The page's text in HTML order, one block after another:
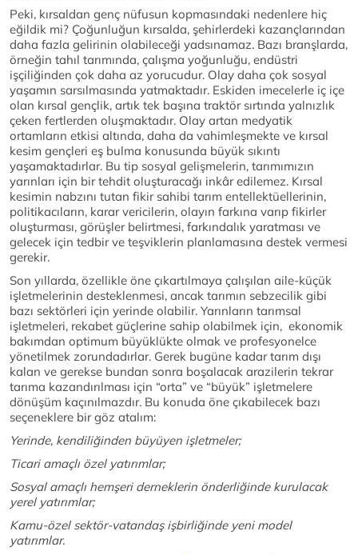
Peki, kırsaldan genç nüfusun kopmasındaki nedenlere hiç
eğildik mi? Çoğunluğun kırsalda, şehirlerdeki kazançlarından
daha fazla gelirinin olabileceği yadsınamaz. Bazı branşlarda,
örneğin tahıl tarımında, çalışma yoğunluğu, endüstri
işçiliğinden çok daha az yorucudur. Olay daha çok sosyal
yaşamın sarsılmasında yatmaktadır. Eskiden imecelerle iç içe
olan kırsal gençlik, artık tek başına traktör sırtında yalnızlık
çeken fertlerden oluşmaktadır. Olay artan medyatik
ortamların etkisi altında, daha da vahimleşmekte ve kırsal
kesim gençleri eş bulma konusunda büyük sıkıntı
yaşamaktadırlar. Bu tip sosyal gelişmelerin, tarımımızın
yarınları için bir tehdit oluşturacağı inkâr edilemez. Kırsal
kesimin nabzını tutan fikir sahibi tarım entellektüellerinin,
politikacıların, karar vericilerin, olayın farkına varıp fikirler
oluşturması, görüşler belirtmesi, farkındalık yaratması ve
gelecek için tedbir ve teşviklerin planlamasına destek vermesi
gerekir.
Son yıllarda, özellikle öne çıkartılmaya çalışılan aile-küçük
işletmelerinin desteklenmesi, ancak tarımın sebzecilik gibi
bazı sektörleri için yerinde olabilir. Yarınların tarımsal
işletmeleri, rekabet güçlerine sahip olabilmek için, ekonomik
bakımdan optimum büyüklükte olmak ve profesyonelce
yönetilmek zorundadırlar. Gerek bugüne kadar tarım dışı
kalan ve gerekse bundan sonra boşalacak arazilerin tekrar
tarıma kazandırılması için “orta” ve “büyük” işletmelere
dönüşüm kaçınılmazdır. Bu konuda öne çıkabilecek bazı
seçeneklere bir göz atalım:
Yerinde, kendiliğinden büyüyen işletmeler;
Ticari amaçlı özel yatırımlar;
Sosyal amaçlı hemşeri derneklerin önderliğinde kurulacak
yerel yatırımlar;
Kamu-özel sektör-vatandaş işbirliğinde yeni model
yatırımlar.